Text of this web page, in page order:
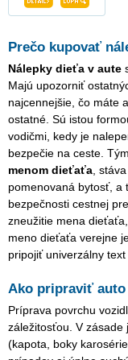
Prečo kupovať
Nálepky dieťa v aute
Majú upozorniť
najcennejšie, čo máte
ostatné. Sú istou
vodičmi, kedy je
bezpečie na ceste.
menom dieťaťa ,
pomenovaná bytosť, a
bezpečnosti cestnej
zneužitie mena
meno dieťaťa verejne
pripojiť univerzálny text
Ako pripraviť
Príprava povrchu
záležitosťou. V zásade
(kapota, boky